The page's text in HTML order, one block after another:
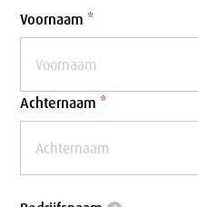
Voornaam *
Achternaam *